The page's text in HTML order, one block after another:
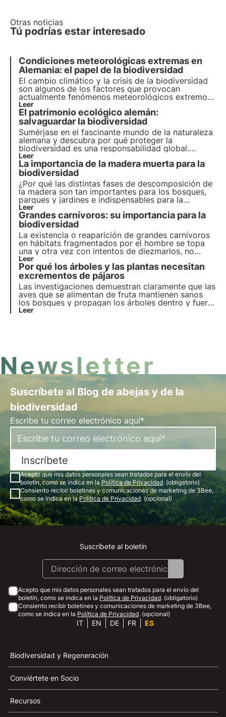
Otras noticias
Tú podrías estar interesado
Condiciones meteorológicas extremas en
Alemania: el papel de la biodiversidad
El cambio climático y la crisis de la biodiversidad
son algunos de los factores que provocan
actualmente fenómenos meteorológicos extremos
en Alemania. En este artículo se analizan sus
causas y consecuencias.
Leer
El patrimonio ecológico alemán:
salvaguardar la biodiversidad
Sumérjase en el fascinante mundo de la naturaleza
alemana y descubra por qué proteger la
biodiversidad es una responsabilidad global.
Infórmese sobre las medidas para preservar los
hábitats, proteger los océanos y el papel de la
investigación en la gestión de la biodiversidad.
Leer
La importancia de la madera muerta para la
biodiversidad
¿Por qué las distintas fases de descomposición de
la madera son tan importantes para los bosques,
parques y jardines e indispensables para la
biodiversidad de la flora y la fauna? ¿Puede la
gente mejorar los bosques, parques y jardines para
plantas y animales dejando madera vieja?
Leer
Grandes carnívoros: su importancia para la
biodiversidad
La existencia o reaparición de grandes carnívoros
en hábitats fragmentados por el hombre se topa
una y otra vez con intentos de diezmarlos, no
protegerlos o no reintroducirlos nunca, a pesar de
que originalmente desempeñaban un papel
importante en muchos ecosistemas.
Leer
Por qué los árboles y las plantas necesitan
excrementos de pájaros
Las investigaciones demuestran claramente que las
aves que se alimentan de fruta mantienen sanos
los bosques y propagan los árboles dentro y fuera
de ellos. Pero, por desgracia, algunas de estas
Leer
Newsletter
Suscríbete al Blog de abejas y de la
biodiversidad
Escribe tu correo electrónico aquí*
Inscríbete
Acepto que mis datos personales sean tratados para el envío del
boletín, como se indica en laPolítica de Privacidad. (obligatorio)
Consiento recibir boletines y comunicaciones de marketing de 3Bee,
como se indica en laPolítica de Privacidad. (opcional)
Instagram
Facebook
Linkedin
Youtube
Suscríbete al boletín
Acepto que mis datos personales sean tratados para el envío del
boletín, como se indica en la Política de Privacidad. (obligatorio)
Consiento recibir boletines y comunicaciones de marketing de 3Bee,
como se indica en la Política de Privacidad. (opcional)
IT EN DE FR ES
Biodiversidad y Regeneración
Conviértete en Socio
Recursos